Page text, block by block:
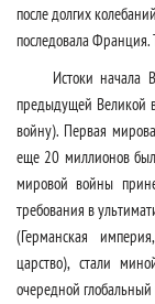
после долгих
последовала Франция.
Истоки начала
предыдущей Великой
войну). Первая
еще 20 миллионов
мировой войны
требования в
(Германская
царство), стали
очередной глобальный